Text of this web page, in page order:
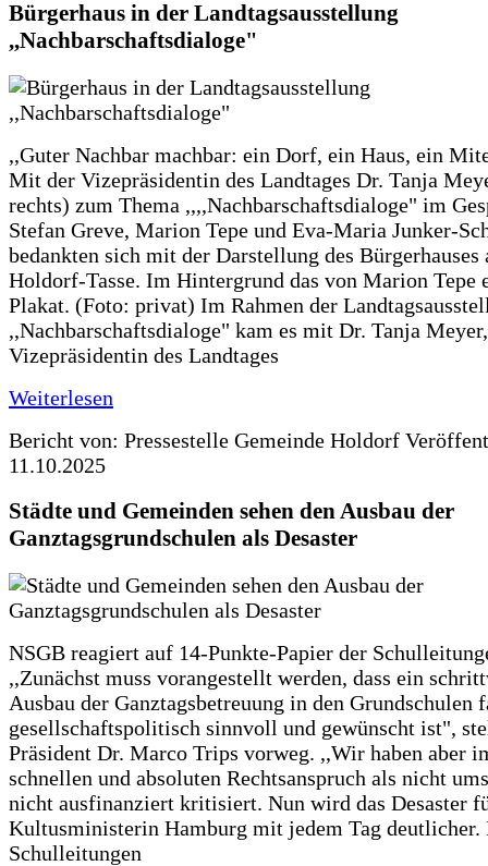
Bürgerhaus in der Landtagsausstellung
,,Nachbarschaftsdialoge"
,,Guter Nachbar machbar: ein Dorf, ein Haus, ein
Mit der Vizepräsidentin des Landtages Dr. Tanja
rechts) zum Thema ,,,,Nachbarschaftsdialoge" im
Stefan Greve, Marion Tepe und Eva-Maria Junker-
bedankten sich mit der Darstellung des Bürgerhauses
Holdorf-Tasse. Im Hintergrund das von Marion Tepe
Plakat. (Foto: privat) Im Rahmen der
,,Nachbarschaftsdialoge" kam es mit Dr. Tanja Meyer,
Vizepräsidentin des Landtages
Weiterlesen
Bericht von: Pressestelle Gemeinde Holdorf
11.10.2025
Städte und Gemeinden sehen den Ausbau der
Ganztagsgrundschulen als Desaster
NSGB reagiert auf 14-Punkte-Papier der
,,Zunächst muss vorangestellt werden, dass ein
Ausbau der Ganztagsbetreuung in den Grundschulen
gesellschaftspolitisch sinnvoll und gewünscht ist",
Präsident Dr. Marco Trips vorweg. ,,Wir haben aber
schnellen und absoluten Rechtsanspruch als nicht
nicht ausfinanziert kritisiert. Nun wird das Desaster
Kultusministerin Hamburg mit jedem Tag deutlicher.
Schulleitungen